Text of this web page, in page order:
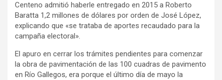
Centeno admitió haberle entregado en 2015 a Roberto
Baratta 1,2 millones de dólares por orden de José López,
explicando que «se trataba de aportes recaudado para la
campaña electoral».
El apuro en cerrar los trámites pendientes para comenzar
la obra de pavimentación de las 100 cuadras de pavimento
en Río Gallegos, era porque el último día de mayo la